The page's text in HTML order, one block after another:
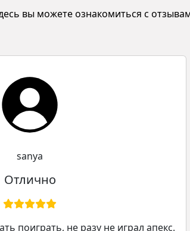
вы можете ознакомиться с
sanya
Отлично
поиграть, не разу не играл апекс.